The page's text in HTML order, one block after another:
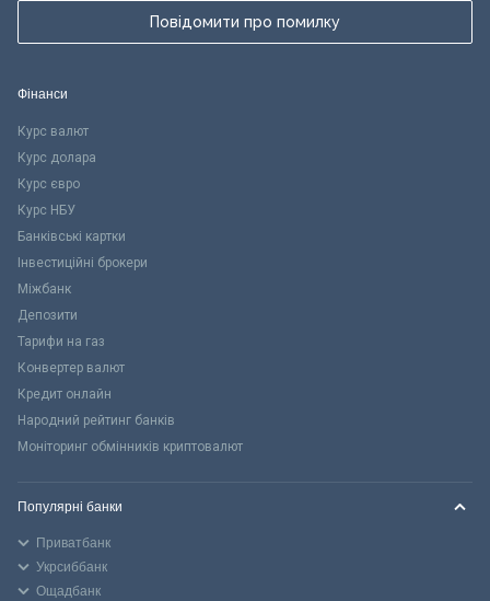
Повідомити про помилку
Фінанси
Курс валют
Курс долара
Курс євро
Курс НБУ
Банківські картки
Інвестиційні брокери
Міжбанк
Депозити
Тарифи на газ
Конвертер валют
Кредит онлайн
Народний рейтинг банків
Моніторинг обмінників криптовалют
Популярні банки
Приватбанк
Укрсиббанк
Ощадбанк